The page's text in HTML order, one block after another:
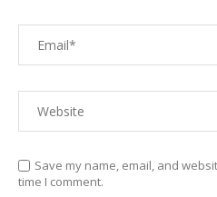
Save my name, email, and
time I comment.